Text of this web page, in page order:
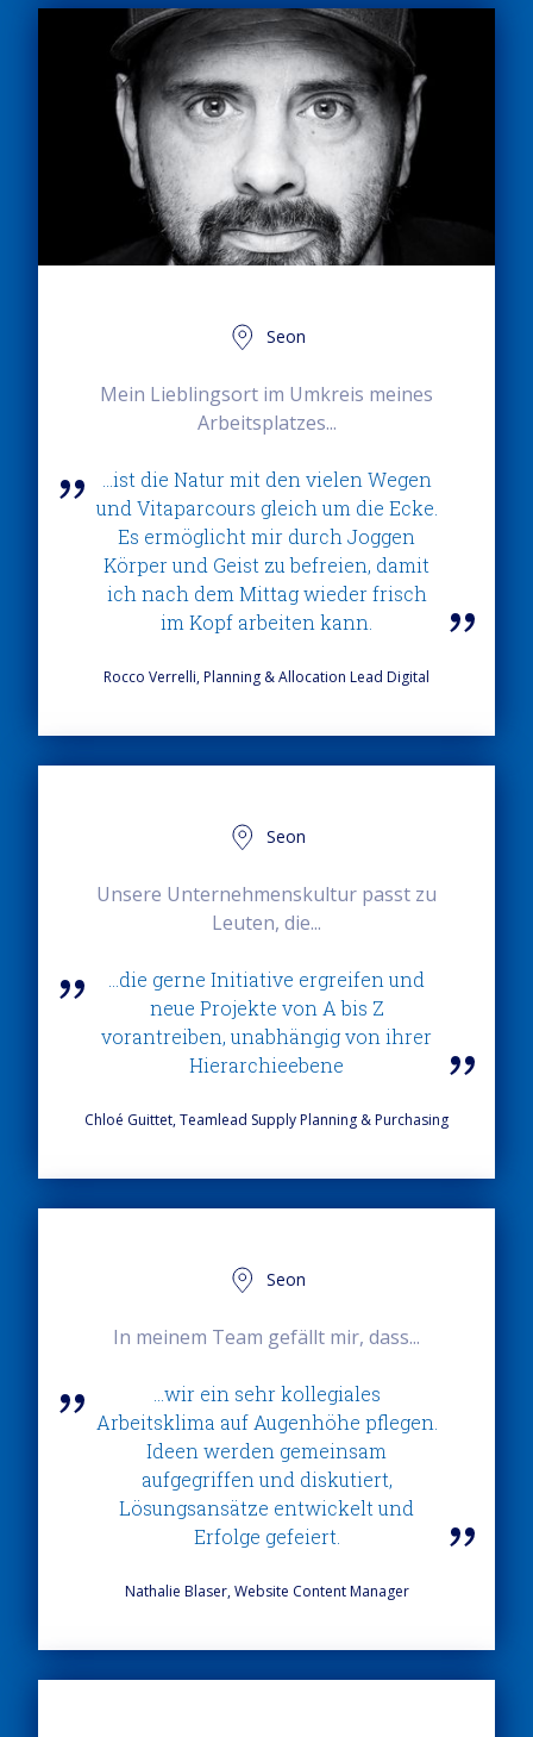
Seon
Mein Lieblingsort im Umkreis meines
Arbeitsplatzes...
...ist die Natur mit den vielen Wegen
und Vitaparcours gleich um die Ecke.
Es ermöglicht mir durch Joggen
Körper und Geist zu befreien, damit
ich nach dem Mittag wieder frisch
im Kopf arbeiten kann.
Rocco Verrelli, Planning & Allocation Lead Digital
Seon
Unsere Unternehmenskultur passt zu
Leuten, die...
...die gerne Initiative ergreifen und
neue Projekte von A bis Z
vorantreiben, unabhängig von ihrer
Hierarchieebene
Chloé Guittet, Teamlead Supply Planning & Purchasing
Seon
In meinem Team gefällt mir, dass...
...wir ein sehr kollegiales
Arbeitsklima auf Augenhöhe pflegen.
Ideen werden gemeinsam
aufgegriffen und diskutiert,
Lösungsansätze entwickelt und
Erfolge gefeiert.
Nathalie Blaser, Website Content Manager